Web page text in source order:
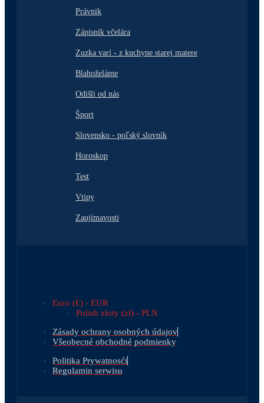
Právnik
Zápisník včelára
Zuzka varí - z kuchyne starej matere
Blahoželáme
Odišli od nás
Šport
Slovensko - poľský slovník
Horoskop
Test
Vtipy
Zaujímavosti
Euro (€) - EUR
Polish złoty (zł) - PLN
Zásady ochrany osobných údajov
Všeobecné obchodné podmienky
Politika Prywatnosći
Regulamin serwisu